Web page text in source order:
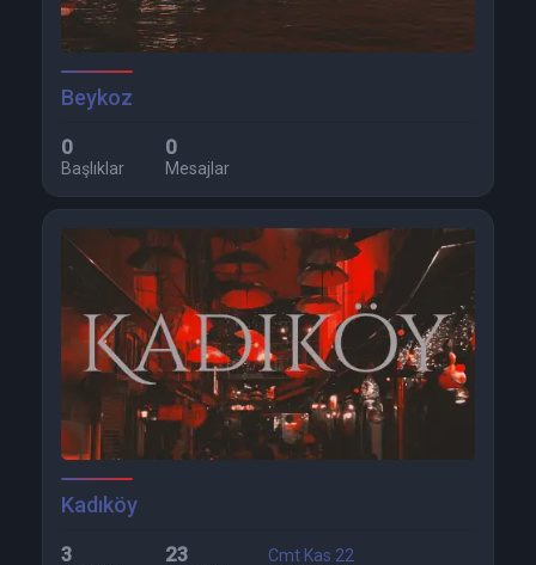
Beykoz
0
Başlıklar
0
Mesajlar
Kadıköy
3 23
Cmt Kas 22